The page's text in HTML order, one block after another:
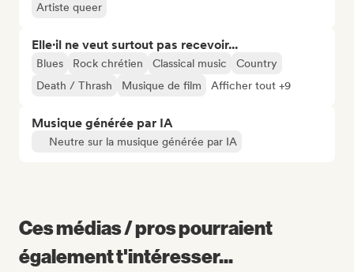
Artiste queer
Elle·il ne veut surtout pas recevoir...
Blues Rock chrétien Classical music
Country
Death / Thrash
Musique de film Afficher tout +9
Musique générée par IA
Neutre sur la musique générée par IA
Ces médias / pros pourraient
également t'intéresser...